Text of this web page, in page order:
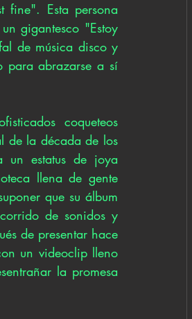
fine". Esta persona
gigantesco "Estoy
de música disco y
para abrazarse a sí
coqueteos
de la década de los
estatus de joya
llena de gente
que su álbum
de sonidos y
de presentar hace
un videoclip lleno
la promesa